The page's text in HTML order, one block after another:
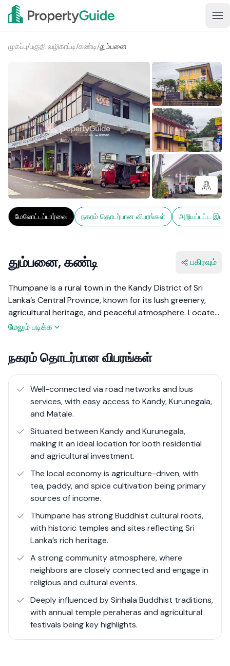
முகப்பு/பகுதி வழிகாட்டி/கண்டி/தும்பனை
1+
மேலோட்டப்பார்வை நகரம் தொடர்பான விபரங்கள் அறியப்பட்ட
தும்பனை, கண்டி பகிரவும்
Thumpane is a rural town in the Kandy District of Sri
Lanka’s Central Province, known for its lush greenery,
agricultural heritage, and peaceful atmosphere. Located
between Kandy and Kurunegala, this area offers a blend
hills, tea plantations, and paddy fields define the region’s
character, making it an ideal destination for those who
appreciate nature and a relaxed lifestyle.
Agriculture plays a vital role in the local economy, with
tea, spices, and vegetable cultivation being the primary
where traditional Sri Lankan values and customs are
deeply embedded in daily life. While Thumpane does not
have the urban facilities of a major city, it provides
essential amenities, including schools, healthcare
centers, and local markets.
land available for residential, agricultural, and commercial
purposes. Its proximity to Kandy city makes it an
attractive choice for those looking for a peaceful living
environment while maintaining access to urban
conveniences. With ongoing infrastructure
improvements, Thumpane is gradually emerging as an
appealing location for long-term investments.
மேலும் படிக்க
நகரம் தொடர்பான விபரங்கள்
Well-connected via road networks and bus
services, with easy access to Kandy, Kurunegala,
and Matale.
Situated between Kandy and Kurunegala,
making it an ideal location for both residential
and agricultural investment.
The local economy is agriculture-driven, with
tea, paddy, and spice cultivation being primary
sources of income.
Thumpane has strong Buddhist cultural roots,
with historic temples and sites reflecting Sri
Lanka’s rich heritage.
A strong community atmosphere, where
neighbors are closely connected and engage in
religious and cultural events.
Deeply influenced by Sinhala Buddhist traditions,
with annual temple peraheras and agricultural
festivals being key highlights.